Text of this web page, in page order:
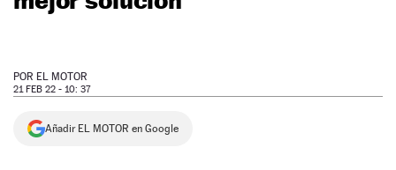
SÍGUENOS
POR EL MOTOR
21 FEB 22 - 10: 37
Añadir EL MOTOR en Google